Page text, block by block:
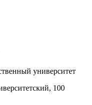
университет
100